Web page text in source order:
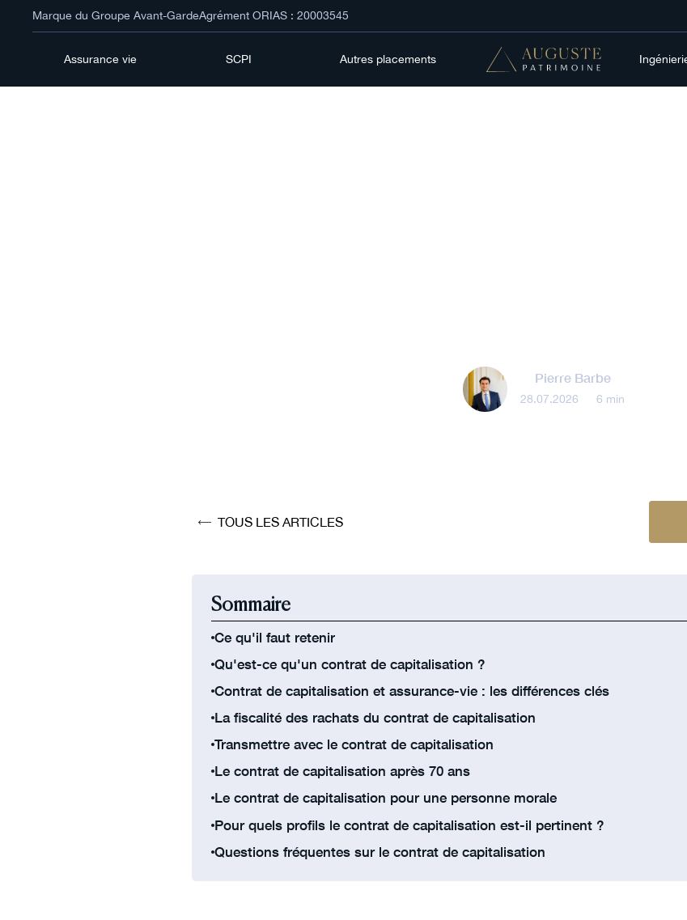
Marque du Groupe Avant-GardeAgrément ORIAS : 20003545
Assurance vie SCPI Autres placements
Pierre Barbe
28.07.2026 6 min
TOUS LES ARTICLES
Sommaire
Ce qu'il faut retenir
Qu'est-ce qu'un contrat de capitalisation ?
Contrat de capitalisation et assurance-vie : les différences clés
La fiscalité des rachats du contrat de capitalisation
Transmettre avec le contrat de capitalisation
Le contrat de capitalisation après 70 ans
Le contrat de capitalisation pour une personne morale
Pour quels profils le contrat de capitalisation est-il pertinent ?
Questions fréquentes sur le contrat de capitalisation